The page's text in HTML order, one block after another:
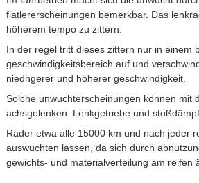
fiatlererscheinungen bemerkbar. Das
höherem tempo zu zittern.
In der regel tritt dieses zittern nur in einem
geschwindigkeitsbereich auf und
niedngerer und höherer geschwindigkeit.
Solche unwuchterscheinungen können mit
achsgelenken. Lenkgetriebe und
Rader etwa alle 15000 km und nach jeder
auswuchten lassen, da sich durch
gewichts- und materialverteilung am reifen